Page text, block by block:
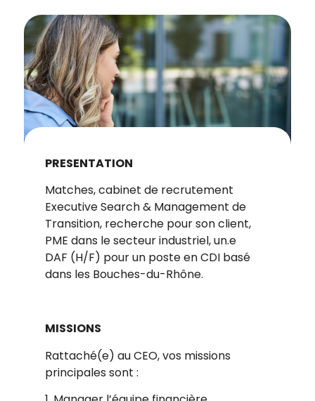
PRESENTATION
Matches, cabinet de recrutement
Executive Search & Management de
Transition, recherche pour son client,
PME dans le secteur industriel, un.e
DAF (H/F) pour un poste en CDI basé
dans les Bouches-du-Rhône.
MISSIONS
Rattaché(e) au CEO, vos missions
principales sont :